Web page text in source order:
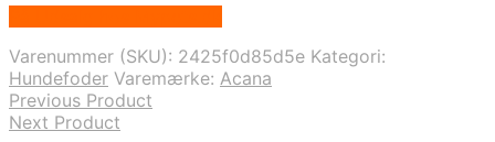
749,00 kr..649,00 kr..
Varenummer (SKU): 2425f0d85d5e Kategori:
Hundefoder Varemærke: Acana
Previous Product
Next Product